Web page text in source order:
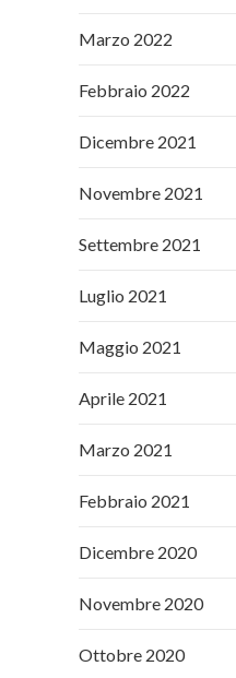
Marzo 2022
Febbraio 2022
Dicembre 2021
Novembre 2021
Settembre 2021
Luglio 2021
Maggio 2021
Aprile 2021
Marzo 2021
Febbraio 2021
Dicembre 2020
Novembre 2020
Ottobre 2020